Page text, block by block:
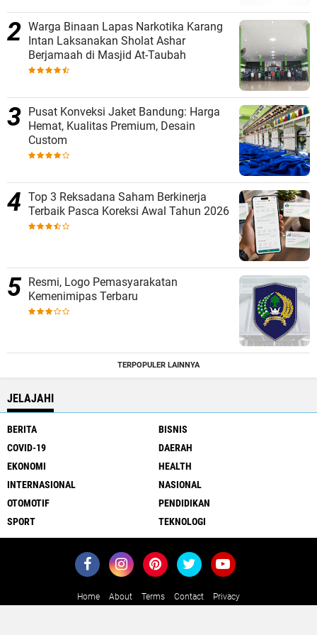
Warga Binaan Lapas Narkotika Karang
Intan Laksanakan Sholat Ashar
Berjamaah di Masjid At-Taubah
Pusat Konveksi Jaket Bandung: Harga
Hemat, Kualitas Premium, Desain
Custom
Top 3 Reksadana Saham Berkinerja
Terbaik Pasca Koreksi Awal Tahun 2026
Resmi, Logo Pemasyarakatan
Kemenimipas Terbaru
TERPOPULER LAINNYA
JELAJAHI
BERITA
BISNIS
COVID-19
DAERAH
EKONOMI
HEALTH
INTERNASIONAL
NASIONAL
OTOMOTIF
PENDIDIKAN
SPORT
TEKNOLOGI
Home About Terms Contact
Privacy